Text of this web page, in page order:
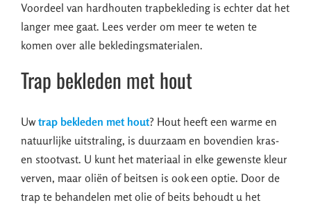
Voordeel van hardhouten trapbekleding is echter dat het
langer mee gaat. Lees verder om meer te weten te
komen over alle bekledingsmaterialen.
Trap bekleden met hout
Uwtrap bekleden met hout? Hout heeft een warme en
natuurlijke uitstraling, is duurzaam en bovendien kras-
en stootvast. U kunt het materiaal in elke gewenste kleur
verven, maar oliën of beitsen is ook een optie. Door de
trap te behandelen met olie of beits behoudt u het